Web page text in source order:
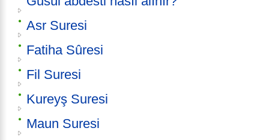
Asr Suresi
Fatiha Sûresi
Fil Suresi
Kureyş Suresi
Maun Suresi